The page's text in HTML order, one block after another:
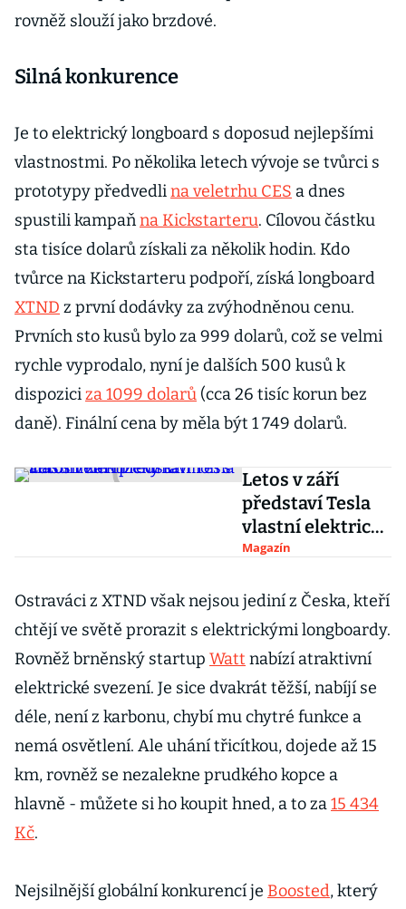
rovněž slouží jako brzdové.
Silná konkurence
Je to elektrický longboard s doposud nejlepšími
vlastnostmi. Po několika letech vývoje se tvůrci s
prototypy předvedlina veletrhu CES a dnes
spustili kampaňna Kickstarteru. Cílovou částku
sta tisíce dolarů získali za několik hodin. Kdo
tvůrce na Kickstarteru podpoří, získá longboard
XTND z první dodávky za zvýhodněnou cenu.
Prvních sto kusů bylo za 999 dolarů, což se velmi
rychle vyprodalo, nyní je dalších 500 kusů k
dispoziciza 1099 dolarů (cca 26 tisíc korun bez
daně). Finální cena by měla být 1 749 dolarů.
Letos v září
představí Tesla
vlastní elektrický
kamion s
řízením
Magazín
Ostraváci z XTND však nejsou jediní z Česka, kteří
chtějí ve světě prorazit s elektrickými longboardy.
Rovněž brněnský startup Watt nabízí atraktivní
elektrické svezení. Je sice dvakrát těžší, nabíjí se
déle, není z karbonu, chybí mu chytré funkce a
nemá osvětlení. Ale uhání třicítkou, dojede až 15
km, rovněž se nezalekne prudkého kopce a
hlavně - můžete si ho koupit hned, a to za15 434
Kč.
Nejsilnější globální konkurencí je Boosted, který